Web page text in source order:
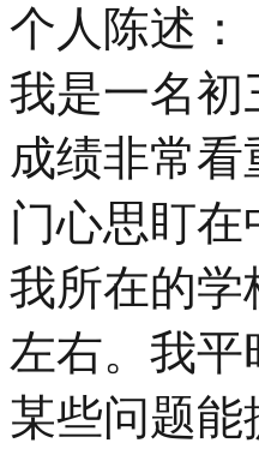
个人陈述：
我是一名初
成绩非常
门心思盯在
我所在的学
左右。我
某些问题能